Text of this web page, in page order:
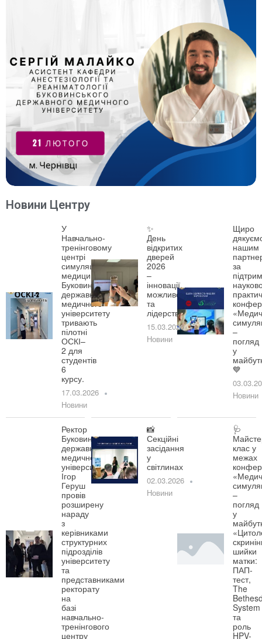
Новини Центру
У
Навчально-
тренінговому
центрі
симуляційної
медицини
Буковинського
державного
медичного
університету
тривають
пілотні
ОСКІ–
2 для
студентів
6
курсу.
17.03.2026
Новини
✨
День
відкритих
дверей
2026
–
інновації,
можливості
та
лідерство!
15.03.2026
Новини
Щиро
нашим
за
–
погляд
у
💙
Новини
Ректор
Буковинського
державного
медичного
університету
Ігор
Геруш
провів
розширену
нараду
з
керівниками
структурних
підрозділів
університету
та
представниками
ректорату
на
базі
навчально-
тренінгового
центру
📸
Секційні
засідання
у
світлинах
02.03.2026
Новини
🩺
клас у
межах
–
погляд
у
шийки
матки:
ПАП-
тест,
The
System
та
роль
HPV-